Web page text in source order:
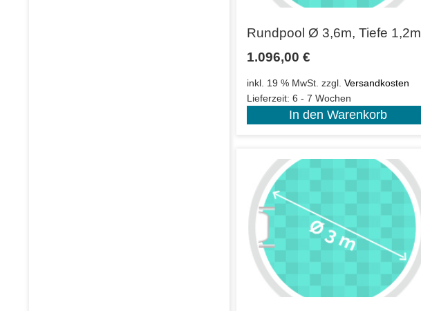
Rundpool Ø 3,6m, Tiefe 1,2m
1.096,00 €
inkl. 19 % MwSt. zzgl. Versandkosten
Lieferzeit: 6 - 7 Wochen
In den Warenkorb